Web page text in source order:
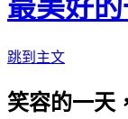
最美好的
跳到主文
笑容的一天